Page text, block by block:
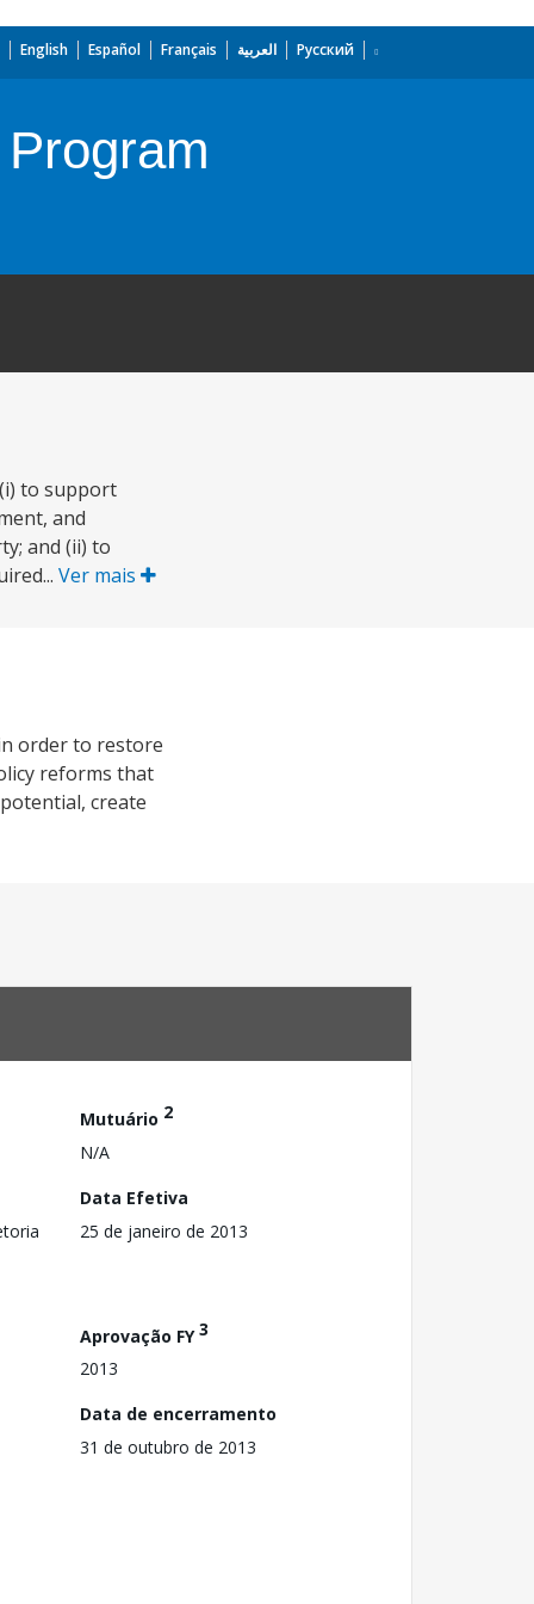
English Español Français العربية Русский
to support
and
and (ii) to
Ver mais
order to restore
reforms that
create
Mutuário 2
N/A
Data Efetiva
25 de janeiro de 2013
Aprovação FY3
2013
Data de encerramento
31 de outubro de 2013